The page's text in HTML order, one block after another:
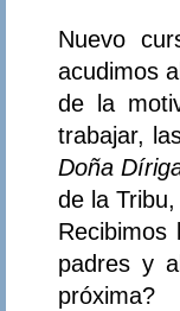
Nuevo
acudimos
de la
trabajar,
Doña
de la
Recibimos
padres y
próxima?